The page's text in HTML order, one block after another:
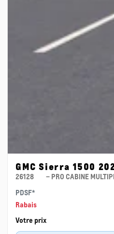
GMC Sierra 1500
26128
– PRO CABINE
PDSF*
Rabais
Votre prix